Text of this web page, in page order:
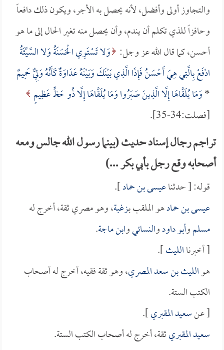
والتجاوز أولى وأفضل، لأنه يحصل به الأجر، ويكون ذلك دافعاً
وحافزاً للذي تكلم أن يندم، وأن يحصل منه تغير الحال إلى ما هو
أحسن، كما قال الله عز وجل: وَلا تَسْتَوِي الْحَسَنَةُ وَلا السَّيِّئَةُ
ادْفَعْ بِالَّتِي هِيَ أَحْسَنُ فَإِذَا الَّذِي بَيْنَكَ وَبَيْنَهُ عَدَاوَةٌ كَأَنَّهُ وَلِيٌّ حَمِيمٌ
*وَمَا يُلَقَّاهَا إِلَّا الَّذِينَ صَبَرُوا وَمَا يُلَقَّاهَا إِلَّا ذُو حَظٍّ عَظِيمٍ
[فصلت:34-35].
تراجم رجال إسناد حديث (بينما رسول الله جالس ومعه
أصحابه وقع رجل بأبي بكر ...)
قوله: [ حدثناعيسى بن حماد].
عيسى بن حمادهو الملقب بـزغبة، وهو مصري ثقة، أخرج له
مسلموأبو داودوالنسائيوابن ماجة.
[ أخبرناالليث].
هوالليث بن سعد المصري، وهو ثقة فقيه، أخرج له أصحاب
الكتب الستة.
[ عنسعيد المقبري].
سعيد المقبريثقة، أخرج له أصحاب الكتب الستة.